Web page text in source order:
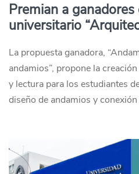
Premian a
universitario
La propuesta ganadora,
andamios”, propone la
y lectura para los estudiantes
diseño de andamios y